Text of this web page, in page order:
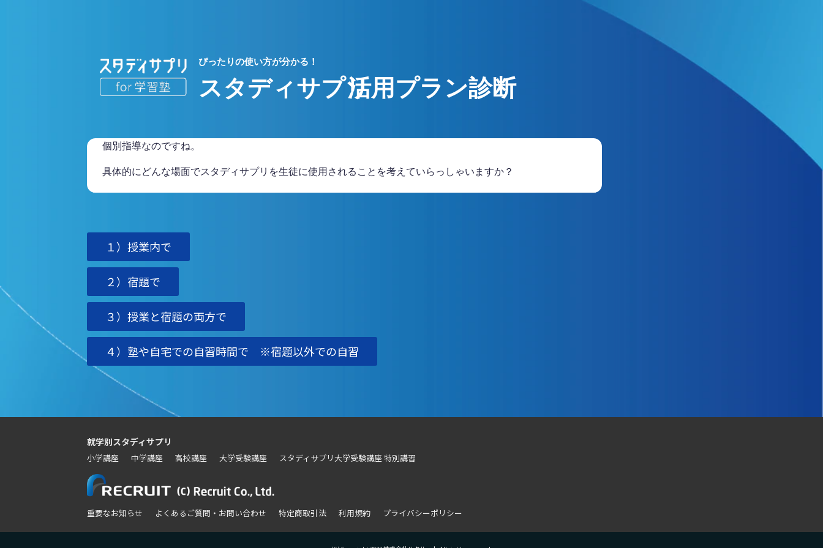
個別指導なのですね。
具体的にどんな場面でスタディサプリを生徒に使用されることを考えていらっしゃいますか？
１）授業内で
２）宿題で
３）授業と宿題の両方で
４）塾や自宅での自習時間で ※宿題以外での自習
就学別スタディサプリ
小学講座 中学講座 高校講座 大学受験講座 スタディサプリ大学受験講座 特別講習
重要なお知らせ よくあるご質問・お問い合わせ 特定商取引法 利用規約 プライバシーポリシー